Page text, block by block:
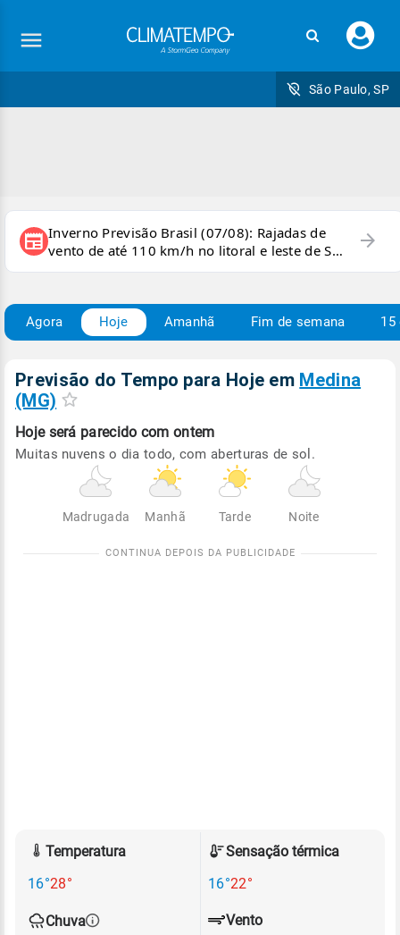
seu
São Paulo, SP
newspaper Inverno Previsão Brasil (07/08): Rajadas de
vento de até 110 km/h no litoral e leste de SP
e sul do RJ
arrow_forward
Agora Hoje Amanhã Fim de semana 15
Previsão do Tempo para Hoje em Medina
(MG)
Hoje será parecido com ontem
Muitas nuvens o dia todo, com aberturas de sol.
Madrugada Manhã Tarde Noite
Temperatura
16°28°
Sensação térmica
16°22°
Chuva
Vento